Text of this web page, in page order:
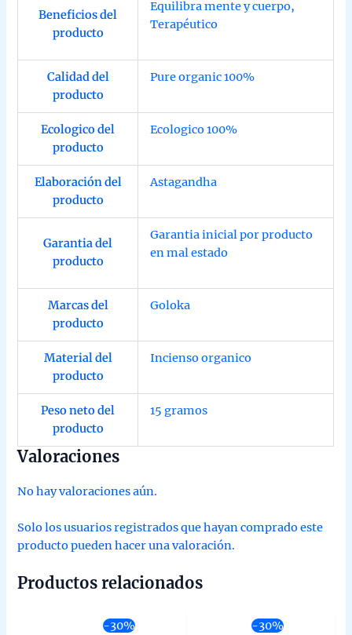
Beneficios del
producto
Equilibra mente y cuerpo,
Terapéutico
Calidad del
producto
Pure organic 100%
Ecologico del
producto
Ecologico 100%
Elaboración del
producto
Astagandha
Garantia del
producto
Garantia inicial por producto
en mal estado
Marcas del
producto
Goloka
Material del
producto
Incienso organico
Peso neto del
producto
15 gramos
Valoraciones
No hay valoraciones aún.
Solo los usuarios registrados que hayan comprado este
producto pueden hacer una valoración.
Productos relacionados
-30% -30%